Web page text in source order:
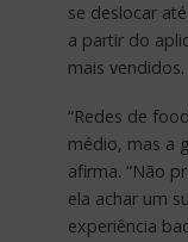
se deslocar
a partir do
mais vendidos.
“Redes de
médio, mas a
afirma. “Não
ela achar um
experiência